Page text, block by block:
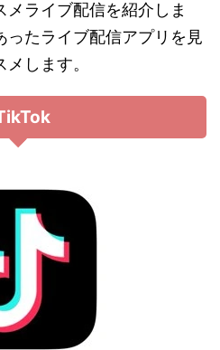
ライブ配信を紹介しま
ったライブ配信アプリを見
します。